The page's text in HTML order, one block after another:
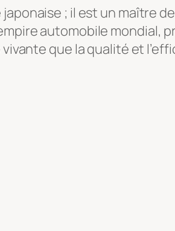
; il est un maître
automobile mondial,
que la qualité et